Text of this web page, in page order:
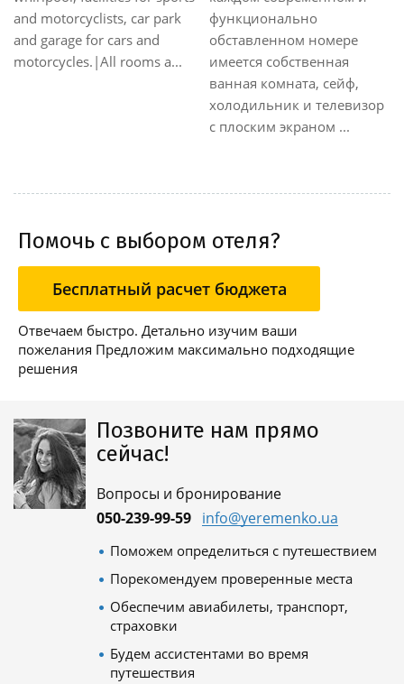
номере
собственная
год. Гости оказываются
приятно погруженными в
абсолютном спокойствии:
большой сад на берегу
озера и живописный
пейзаж явля...
Помочь с выбором отеля?
Бесплатный расчет бюджета
Отвечаем быстро. Детально изучим ваши
пожелания Предложим максимально подходящие
решения
Позвоните нам прямо
сейчас!
Вопросы и бронирование
050-239-99-59 info@yeremenko.ua
Поможем определиться с путешествием
Порекомендуем проверенные места
Обеспечим авиабилеты, транспорт,
страховки
Будем ассистентами во время
путешествия